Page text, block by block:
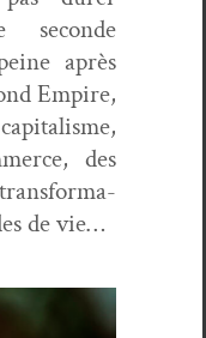
sec­onde
après
Empire,
des
de vie…